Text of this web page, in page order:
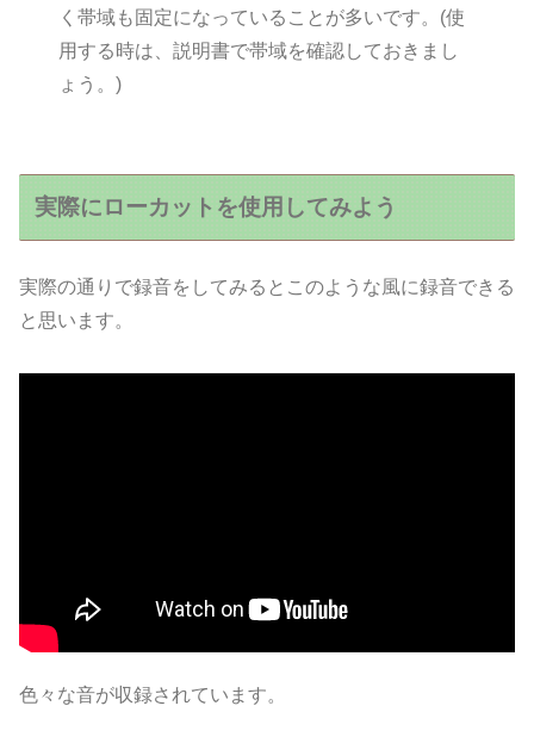
く帯域も固定になっていることが多いです。(使
用する時は、説明書で帯域を確認しておきまし
ょう。)
実際にローカットを使用してみよう
実際の通りで録音をしてみるとこのような風に録音できる
と思います。
色々な音が収録されています。